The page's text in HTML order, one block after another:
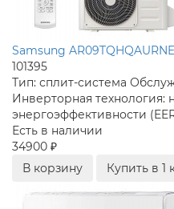
Samsung
101395
Тип: сплит-система
Инверторная технология:
энергоэффективности
Есть в наличии
34900 ₽
В корзину
Купить в 1